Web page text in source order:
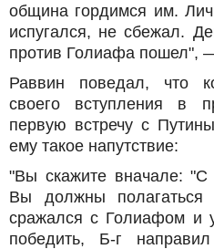
община гордимся им.
испугался, не сбежал.
против Голиафа пошел",
Раввин поведал, что
своего вступления в
первую встречу с
ему такое напутствие:
"Вы скажите вначале:
Вы должны
сражался с Голиафом и
победить, Б-г